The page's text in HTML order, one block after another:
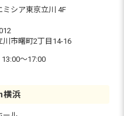
ミシア東京立川 4F
川市曙町2丁目14-16
〜17:00
横浜